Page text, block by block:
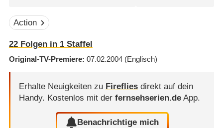
Action
22Folgen in 1Staffel
Original-TV-Premiere 07.02.2004 (Englisch)
Erhalte Neuigkeiten zu Firefliesdirekt auf dein
Handy. Kostenlos mit der fernsehserien.deApp.
Benachrichtige mich